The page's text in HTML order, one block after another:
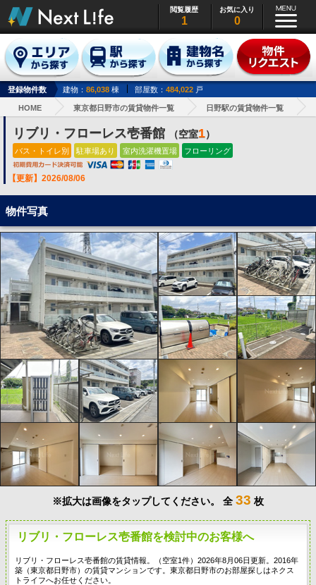
閲覧履歴
1
お気に入り
0
登録物件数 建物： 86,038 棟 部屋数： 484,022 戸
HOME 東京都日野市の賃貸物件一覧 日野駅の賃貸物件一覧
リブリ・フローレス壱番館 （空室1）
バス・トイレ別 駐車場あり 室内洗濯機置場 フローリング
【更新】2026/08/06
物件写真
※拡大は画像をタップしてください。 全 33 枚
リブリ・フローレス壱番館を検討中のお客様へ
リブリ・フローレス壱番館の賃貸情報。（空室1件）2026年8月06日更新。2016年
築（東京都日野市）の賃貸マンションです。東京都日野市のお部屋探しはネクス
トライフへお任せください。